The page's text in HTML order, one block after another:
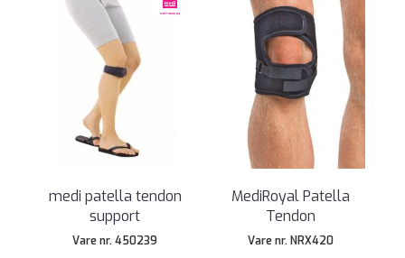
medi patella tendon
support
Vare nr. 450239
MediRoyal Patella
Tendon
Vare nr. NRX420